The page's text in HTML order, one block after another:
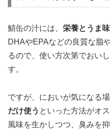
鯖缶の汁には、 栄養とうま
DHAやEPAなどの良質な脂
るので、使い方次第でおい
す。
ですが、においが気になる
だけ使う といった方法がオス
風味を生かしつつ、臭みを